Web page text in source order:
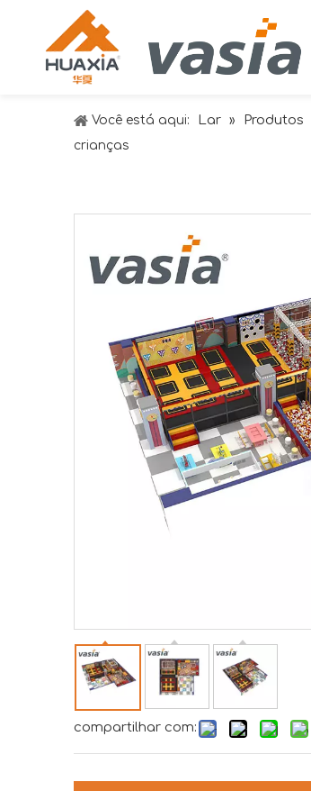
Você está aqui: Lar » Produtos
crianças
compartilhar com: